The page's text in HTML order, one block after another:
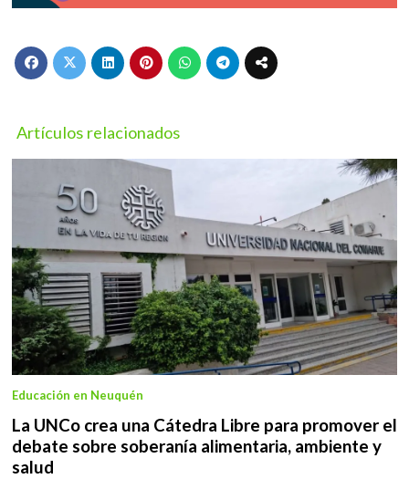
Artículos relacionados
La UNCo crea una Cátedra Libre para promover el
debate sobre soberanía alimentaria, ambiente y
salud
Educación en Neuquén